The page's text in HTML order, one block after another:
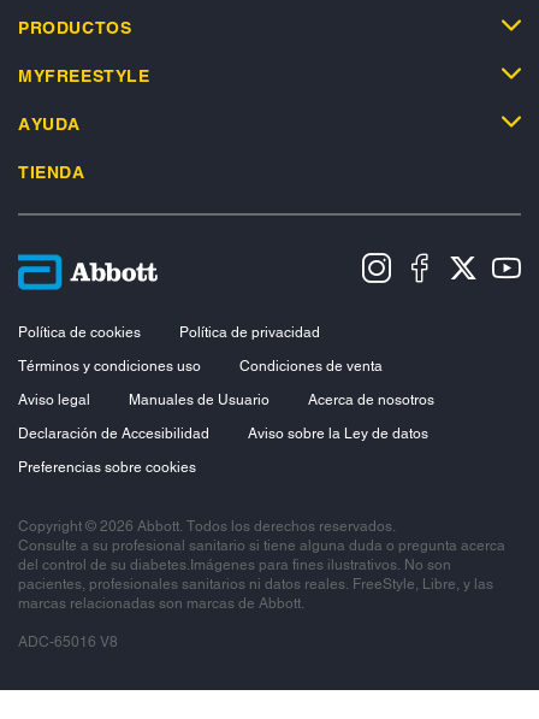
PRODUCTOS
MYFREESTYLE
AYUDA
TIENDA
Política de cookies
Política de privacidad
Términos y condiciones uso
Condiciones de venta
Aviso legal
Manuales de Usuario
Acerca de nosotros
Declaración de Accesibilidad
Aviso sobre la Ley de datos
Preferencias sobre cookies
Copyright © 2026 Abbott. Todos los derechos reservados.
Consulte a su profesional sanitario si tiene alguna duda o pregunta acerca
del control de su diabetes.Imágenes para fines ilustrativos. No son
pacientes, profesionales sanitarios ni datos reales. FreeStyle, Libre, y las
marcas relacionadas son marcas de Abbott.
ADC-65016 V8